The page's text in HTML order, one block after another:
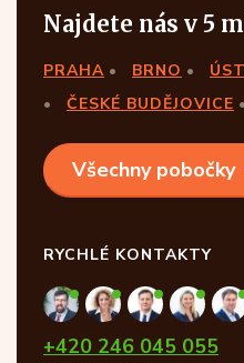
Najdete nás v 5
PRAHA BRNO
ČESKÉ BUDĚJOVICE
Všechny pobočky
RYCHLÉ KONTAKTY
+420 246 045 055